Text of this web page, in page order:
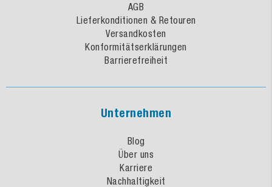
AGB
Lieferkonditionen & Retouren
Versandkosten
Konformitätserklärungen
Barrierefreiheit
Unternehmen
Blog
Über uns
Karriere
Nachhaltigkeit